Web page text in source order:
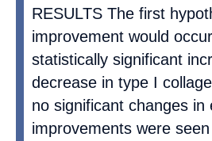
RESULTS The first
improvement would
statistically significant
decrease in type I
no significant changes
improvements were